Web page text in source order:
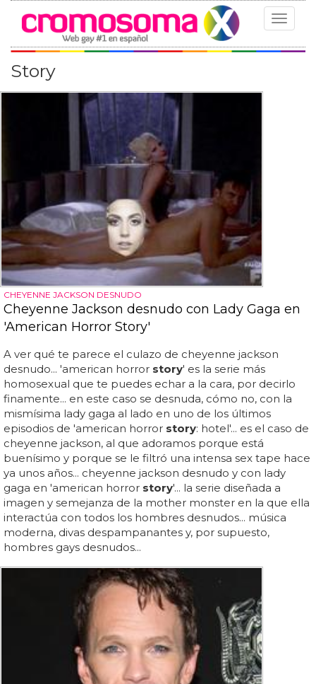
Toggle
Story
CHEYENNE JACKSON DESNUDO
Cheyenne Jackson desnudo con Lady Gaga en
'American Horror Story'
A ver qué te parece el culazo de cheyenne jackson
desnudo... 'american horror story' es la serie más
homosexual que te puedes echar a la cara, por decirlo
finamente... en este caso se desnuda, cómo no, con la
mismísima lady gaga al lado en uno de los últimos
episodios de 'american horror story: hotel'... es el caso de
cheyenne jackson, al que adoramos porque está
buenísimo y porque se le filtró una intensa sex tape hace
ya unos años... cheyenne jackson desnudo y con lady
gaga en 'american horror story'... la serie diseñada a
imagen y semejanza de la mother monster en la que ella
interactúa con todos los hombres desnudos... música
moderna, divas despampanantes y, por supuesto,
hombres gays desnudos...